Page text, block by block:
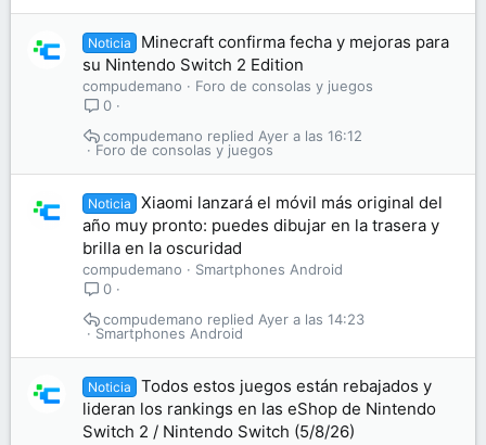
Noticia
Minecraft confirma fecha y mejoras para
su Nintendo Switch 2 Edition
compudemano
Foro de consolas y juegos
0
Foro de consolas y juegos
Ayer a las 16:12
compudemano
Noticia
Xiaomi lanzará el móvil más original del
año muy pronto: puedes dibujar en la trasera y
brilla en la oscuridad
compudemano
Smartphones Android
0
Smartphones Android
Ayer a las 14:23
compudemano
Noticia
Todos estos juegos están rebajados y
lideran los rankings en las eShop de Nintendo
Switch 2 / Nintendo Switch (5/8/26)